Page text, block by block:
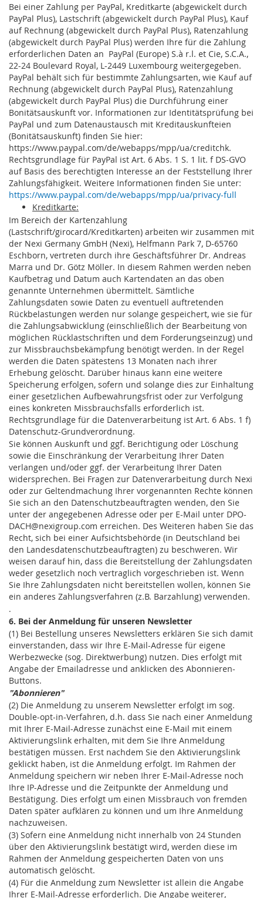
Bei einer Zahlung per PayPal, Kreditkarte (abgewickelt durch
PayPal Plus), Lastschrift (abgewickelt durch PayPal Plus), Kauf
auf Rechnung (abgewickelt durch PayPal Plus), Ratenzahlung
(abgewickelt durch PayPal Plus) werden Ihre für die Zahlung
erforderlichen Daten an PayPal (Europe) S.à r.l. et Cie, S.C.A.,
22-24 Boulevard Royal, L-2449 Luxembourg weitergegeben.
PayPal behält sich für bestimmte Zahlungsarten, wie Kauf auf
Rechnung (abgewickelt durch PayPal Plus), Ratenzahlung
(abgewickelt durch PayPal Plus) die Durchführung einer
Bonitätsauskunft vor. Informationen zur Identitätsprüfung bei
PayPal und zum Datenaustausch mit Kreditauskunfteien
(Bonitätsauskunft) finden Sie hier:
https://www.paypal.com/de/webapps/mpp/ua/creditchk.
Rechtsgrundlage für PayPal ist Art. 6 Abs. 1 S. 1 lit. f DS-GVO
auf Basis des berechtigten Interesse an der Feststellung Ihrer
Zahlungsfähigkeit. Weitere Informationen finden Sie unter:
https://www.paypal.com/de/webapps/mpp/ua/privacy-full
Kreditkarte:
Im Bereich der Kartenzahlung
(Lastschrift/girocard/Kreditkarten) arbeiten wir zusammen mit
der Nexi Germany GmbH (Nexi), Helfmann Park 7, D-65760
Eschborn, vertreten durch ihre Geschäftsführer Dr. Andreas
Marra und Dr. Götz Möller. In diesem Rahmen werden neben
Kaufbetrag und Datum auch Kartendaten an das oben
genannte Unternehmen übermittelt. Sämtliche
Zahlungsdaten sowie Daten zu eventuell auftretenden
Rückbelastungen werden nur solange gespeichert, wie sie für
die Zahlungsabwicklung (einschließlich der Bearbeitung von
möglichen Rücklastschriften und dem Forderungseinzug) und
zur Missbrauchsbekämpfung benötigt werden. In der Regel
werden die Daten spätestens 13 Monaten nach ihrer
Erhebung gelöscht. Darüber hinaus kann eine weitere
Speicherung erfolgen, sofern und solange dies zur Einhaltung
einer gesetzlichen Aufbewahrungsfrist oder zur Verfolgung
eines konkreten Missbrauchsfalls erforderlich ist.
Rechtsgrundlage für die Datenverarbeitung ist Art. 6 Abs. 1 f)
Datenschutz-Grundverordnung.
Sie können Auskunft und ggf. Berichtigung oder Löschung
sowie die Einschränkung der Verarbeitung Ihrer Daten
verlangen und/oder ggf. der Verarbeitung Ihrer Daten
widersprechen. Bei Fragen zur Datenverarbeitung durch Nexi
oder zur Geltendmachung Ihrer vorgenannten Rechte können
Sie sich an den Datenschutzbeauftragten wenden, den Sie
unter der angegebenen Adresse oder per E-Mail unter DPO-
DACH@nexigroup.com erreichen. Des Weiteren haben Sie das
Recht, sich bei einer Aufsichtsbehörde (in Deutschland bei
den Landesdatenschutzbeauftragten) zu beschweren. Wir
weisen darauf hin, dass die Bereitstellung der Zahlungsdaten
weder gesetzlich noch vertraglich vorgeschrieben ist. Wenn
Sie Ihre Zahlungsdaten nicht bereitstellen wollen, können Sie
ein anderes Zahlungsverfahren (z.B. Barzahlung) verwenden.
.
6. Bei der Anmeldung für unseren Newsletter
(1) Bei Bestellung unseres Newsletters erklären Sie sich damit
einverstanden, dass wir Ihre E-Mail-Adresse für eigene
Werbezwecke (sog. Direktwerbung) nutzen. Dies erfolgt mit
Angabe der Emailadresse und anklicken des Abonnieren-
Buttons.
"Abonnieren"
(2) Die Anmeldung zu unserem Newsletter erfolgt im sog.
Double-opt-in-Verfahren, d.h. dass Sie nach einer Anmeldung
mit Ihrer E-Mail-Adresse zunächst eine E-Mail mit einem
Aktivierungslink erhalten, mit dem Sie Ihre Anmeldung
bestätigen müssen. Erst nachdem Sie den Aktivierungslink
geklickt haben, ist die Anmeldung erfolgt. Im Rahmen der
Anmeldung speichern wir neben Ihrer E-Mail-Adresse noch
Ihre IP-Adresse und die Zeitpunkte der Anmeldung und
Bestätigung. Dies erfolgt um einen Missbrauch von fremden
Daten später aufklären zu können und um Ihre Anmeldung
nachzuweisen.
(3) Sofern eine Anmeldung nicht innerhalb von 24 Stunden
über den Aktivierungslink bestätigt wird, werden diese im
Rahmen der Anmeldung gespeicherten Daten von uns
automatisch gelöscht.
(4) Für die Anmeldung zum Newsletter ist allein die Angabe
Ihrer E-Mail-Adresse erforderlich. Die Angabe weiterer,